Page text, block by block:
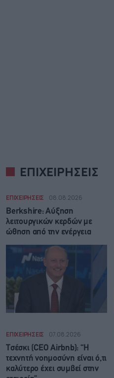
ΕΠΙΧΕΙΡΗΣΕΙΣ
ΕΠΙΧΕΙΡΗΣΕΙΣ 08.08.2026
Berkshire: Αύξηση
λειτουργικών κερδών με
ώθηση από την ενέργεια
ΕΠΙΧΕΙΡΗΣΕΙΣ 07.08.2026
Τσέσκι (CEO Airbnb): “Η
τεχνητή νοημοσύνη είναι ό,τι
καλύτερο έχει συμβεί στην